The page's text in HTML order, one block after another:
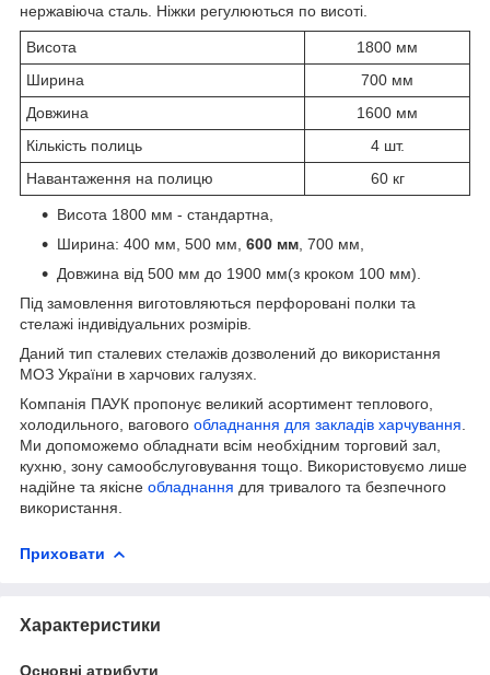
нержавіюча сталь. Ніжки регулюються по висоті.
Висота
1800 мм
Ширина
700 мм
Довжина
1600 мм
Кількість полиць
4 шт.
Навантаження на полицю
60 кг
Висота 1800 мм - стандартна,
Ширина: 400 мм, 500 мм, 600 мм , 700 мм,
Довжина від 500 мм до 1900 мм(з кроком 100 мм).
Під замовлення виготовляються перфоровані полки та
стелажі індивідуальних розмірів.
Даний тип сталевих стелажів дозволений до використання
МОЗ України в харчових галузях.
Компанія ПАУК пропонує великий асортимент теплового,
холодильного, вагового обладнання для закладів харчування
Ми допоможемо обладнати всім необхідним торговий зал,
кухню, зону самообслуговування тощо. Використовуємо лише
надійне та якісне обладнання для тривалого та безпечного
використання.
Приховати
Характеристики
Основні атрибути